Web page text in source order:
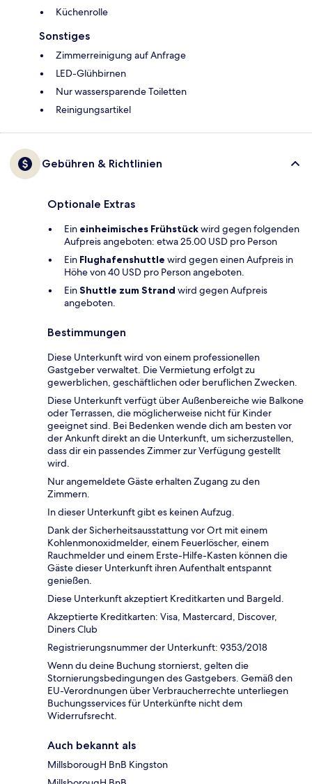
Küchenrolle
Sonstiges
Zimmerreinigung auf Anfrage
LED-Glühbirnen
Nur wassersparende Toiletten
Reinigungsartikel
Gebühren & Richtlinien
Optionale Extras
Ein einheimisches Frühstückwird gegen folgenden
Aufpreis angeboten: etwa 25.00 USD pro Person
Ein Flughafenshuttle wird gegen einen Aufpreis in
Höhe von 40 USD pro Person angeboten.
EinShuttle zum Strand wird gegen Aufpreis
angeboten.
Bestimmungen
Diese Unterkunft wird von einem professionellen
Gastgeber verwaltet. Die Vermietung erfolgt zu
gewerblichen, geschäftlichen oder beruflichen Zwecken.
Diese Unterkunft verfügt über Außenbereiche wie Balkone
oder Terrassen, die möglicherweise nicht für Kinder
geeignet sind. Bei Bedenken wende dich am besten vor
der Ankunft direkt an die Unterkunft, um sicherzustellen,
dass dir ein passendes Zimmer zur Verfügung gestellt
wird.
Nur angemeldete Gäste erhalten Zugang zu den
Zimmern.
In dieser Unterkunft gibt es keinen Aufzug.
Dank der Sicherheitsausstattung vor Ort mit einem
Kohlenmonoxidmelder, einem Feuerlöscher, einem
Rauchmelder und einem Erste-Hilfe-Kasten können die
Gäste dieser Unterkunft ihren Aufenthalt entspannt
genießen.
Diese Unterkunft akzeptiert Kreditkarten und Bargeld.
Akzeptierte Kreditkarten: Visa, Mastercard, Discover,
Diners Club
Registrierungsnummer der Unterkunft: 9353/2018
Wenn du deine Buchung stornierst, gelten die
Stornierungsbedingungen des Gastgebers. Gemäß den
EU-Verordnungen über Verbraucherrechte unterliegen
Buchungsservices für Unterkünfte nicht dem
Widerrufsrecht.
Auch bekannt als
MillsborougH BnB Kingston